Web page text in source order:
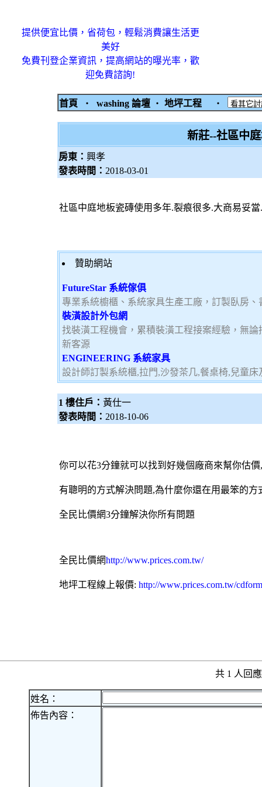
提供便宜比價，省荷包，輕鬆消費讓生活更
美好
免費刊登企業資訊，提高網站的曝光率，歡
迎免費諮詢!
首頁 ‧ washing 論壇 ‧ 地坪工程 ‧
新莊--社區中
房東： 興孝
發表時間： 2018-03-01
社區中庭地板瓷磚使用多年.裂痕很多.大商易妥
贊助網站
FutureStar 系統傢俱
專業系統櫥櫃、系統家具生產工廠，訂製臥房、
裝潢設計外包網
找裝潢工程機會，累積裝潢工程接案經驗，無
新客源
ENGINEERING 系統家具
設計師訂製系統櫃,拉門,沙發茶几,餐桌椅,兒童
1 樓住戶： 黃仕一
發表時間： 2018-10-06
你可以花3分鐘就可以找到好幾個廠商來幫你估
有聰明的方式解決問題,為什麼你還在用最笨的方
全民比價網3分鐘解決你所有問題
全民比價網http://www.prices.com.tw/
地坪工程線上報價: http://www.prices.com.tw/
共 1 人回
姓名：
佈告內容：